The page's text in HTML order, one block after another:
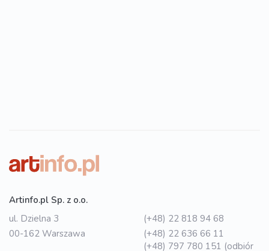
Artinfo.pl Sp. z o.o.
ul. Dzielna 3
00-162 Warszawa
(+48) 22 818 94 68
(+48) 22 636 66 11
(+48) 797 780 151 (odbiór